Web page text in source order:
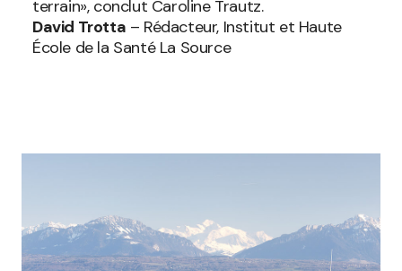
terrain», conclut Caroline Trautz.
David Trotta – Rédacteur, Institut et Haute
École de la Santé La Source